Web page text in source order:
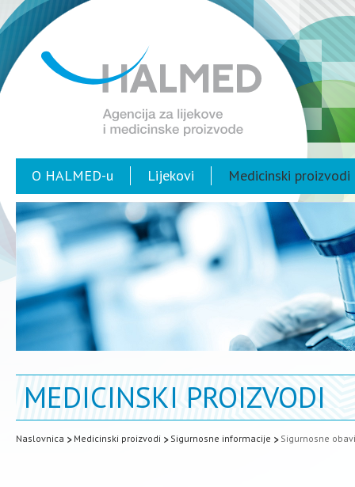
O HALMED-u Lijekovi Medicinski proizvodi
MEDICINSKI PROIZVODI
Naslovnica Medicinski proizvodi Sigurnosne informacije Sigurnosne